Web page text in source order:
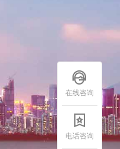
在线咨询
电话咨询